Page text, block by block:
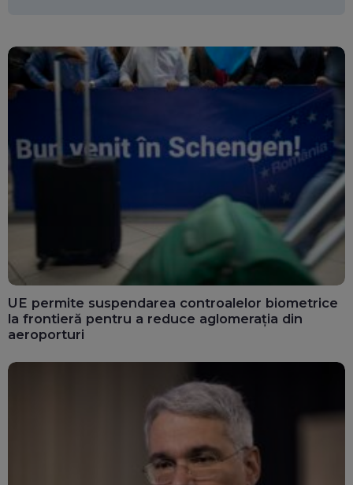
UE permite suspendarea controalelor biometrice
la frontieră pentru a reduce aglomerația din
aeroporturi